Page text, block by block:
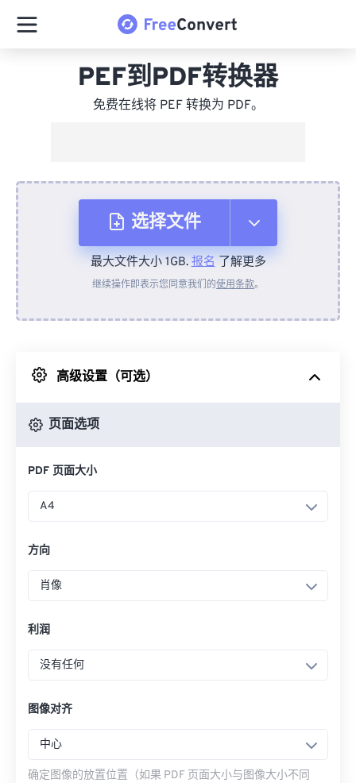
PEF到PDF转换器
免费在线将 PEF 转换为 PDF。
选择文件
从设备
来自 Google Drive
最大文件大小 1GB.报名了解更多
继续操作即表示您同意我们的使用条款。
高级设置（可选）
页面选项
PDF 页面大小
A4
方向
肖像
利润
没有任何
图像对齐
中心
确定图像的放置位置（如果 PDF 页面大小与图像大小不同